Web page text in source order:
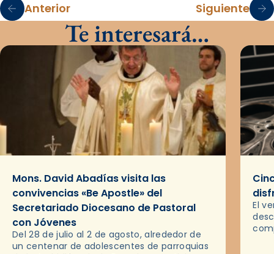
Anterior Siguiente
Te interesará…
Mons. David Abadías visita las
convivencias «Be Apostle» del
Secretariado Diocesano de Pastoral
con Jóvenes
Del 28 de julio al 2 de agosto, alrededor de
un centenar de adolescentes de parroquias
El